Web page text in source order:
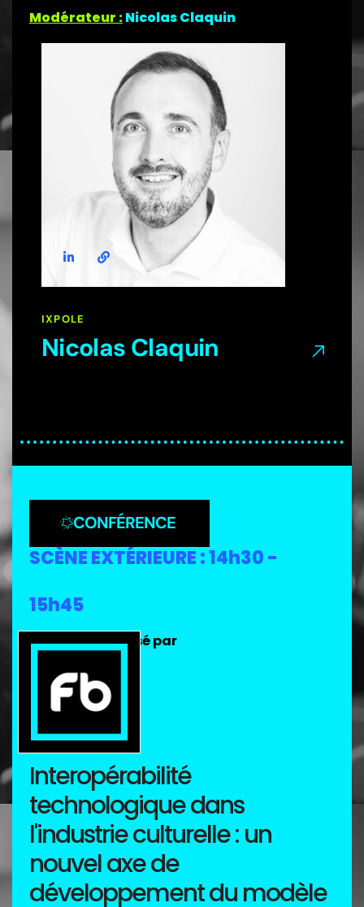
Modérateur :Nicolas Claquin
IXPOLE
Nicolas Claquin
CONFÉRENCE
SCÈNE EXTÉRIEURE : 14h30 -
15h45
Débat sponsorisé par
Interopérabilité
technologique dans
l'industrie culturelle : un
nouvel axe de
développement du modèle